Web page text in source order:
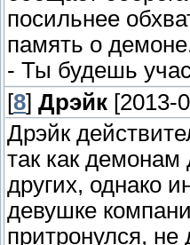
посильнее
память о
- Ты будешь
[8] Дрэйк [2013-
Дрэйк
так как
других, однако
девушке
притронулся, не